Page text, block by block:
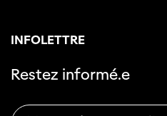
INFOLETTRE
Restez informé.e